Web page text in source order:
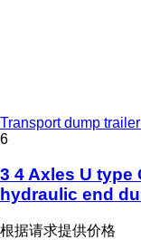
Transport dump
6
3 4 Axles U type
hydraulic end
根据请求提供价格